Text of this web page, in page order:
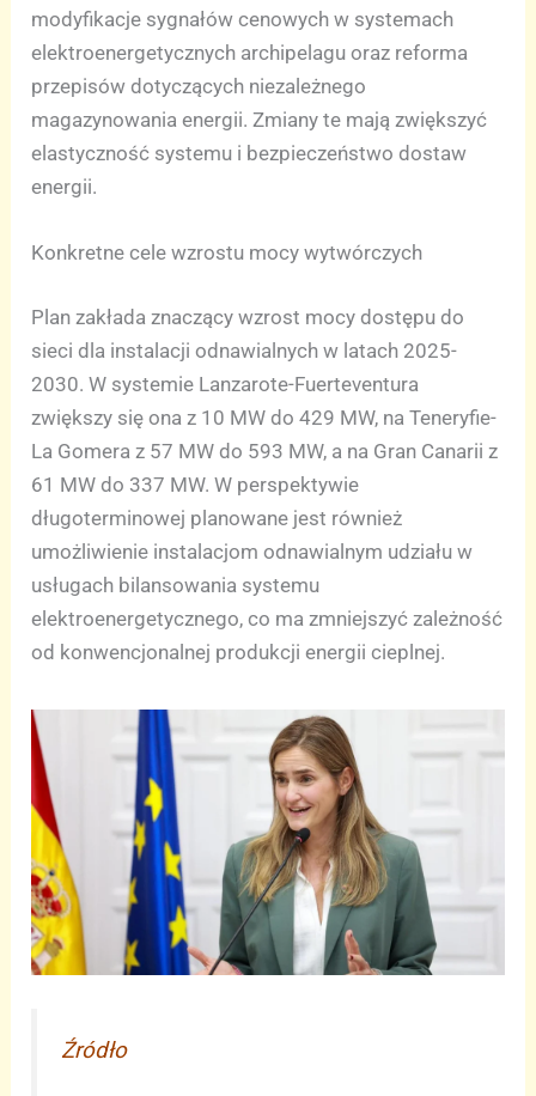
modyfikacje sygnałów cenowych w systemach
elektroenergetycznych archipelagu oraz reforma
przepisów dotyczących niezależnego
magazynowania energii. Zmiany te mają zwiększyć
elastyczność systemu i bezpieczeństwo dostaw
energii.
Konkretne cele wzrostu mocy wytwórczych
Plan zakłada znaczący wzrost mocy dostępu do
sieci dla instalacji odnawialnych w latach 2025-
2030. W systemie Lanzarote-Fuerteventura
zwiększy się ona z 10 MW do 429 MW, na Teneryfie-
La Gomera z 57 MW do 593 MW, a na Gran Canarii z
61 MW do 337 MW. W perspektywie
długoterminowej planowane jest również
umożliwienie instalacjom odnawialnym udziału w
usługach bilansowania systemu
elektroenergetycznego, co ma zmniejszyć zależność
od konwencjonalnej produkcji energii cieplnej.
Źródło